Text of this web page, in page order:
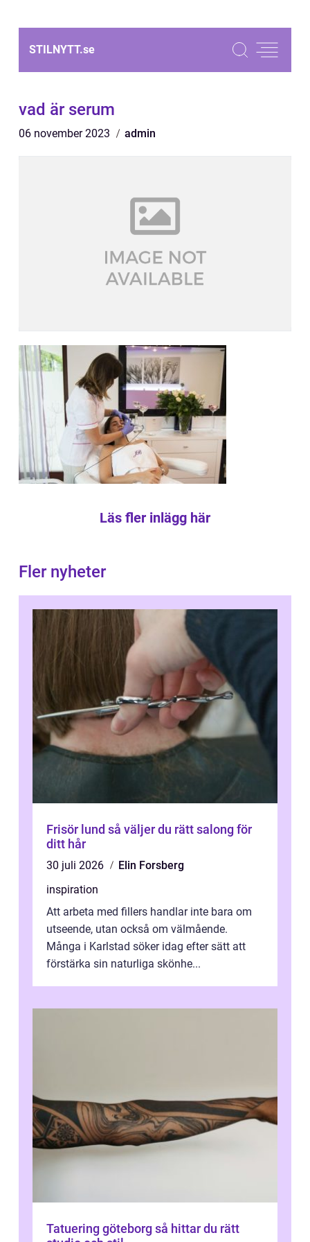
STILNYTT.se
vad är serum
06 november 2023 admin
Läs fler inlägg här
Fler nyheter
Frisör lund så väljer du rätt salong för
ditt hår
30 juli 2026
Elin Forsberg
inspiration
Att arbeta med fillers handlar inte bara om
utseende, utan också om välmående.
Många i Karlstad söker idag efter sätt att
förstärka sin naturliga skönhe...
Tatuering göteborg så hittar du rätt